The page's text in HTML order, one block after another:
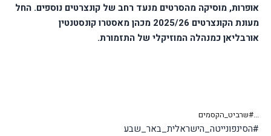
אופרות, מוסיקה מהסרטים מנעד רחב של קונצרטים נוספים. החל
מעונת הקונצרטים 2025/26 מכהן מאסטרו קונסטנטין
אורבליאן כמנהלה המוזיקלי של התזמורת.
...#שרביט_הקסמים
#הסינפונייטה_הישראלית_באר_שבע